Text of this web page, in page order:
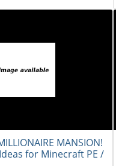
MANSION!
for Minecraft PE /